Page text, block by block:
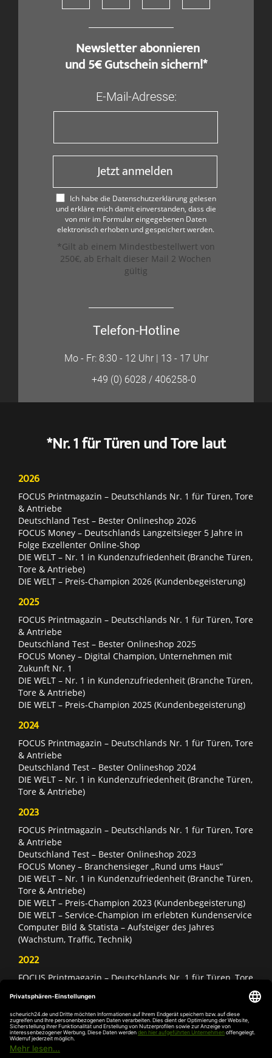
​ Newsletter abonnieren
und 5€ Gutschein sichern!*
E-Mail-Adresse:
Jetzt anmelden
Ich habe die Datenschutzerklärung gelesen
und erkläre mich damit einverstanden, dass die
von mir im Formular eingegebenen Daten
elektronisch erhoben und gespeichert werden.
*Gilt ab einem Mindestbestellwert von
250€, ab Erhalt dieser Mail 2 Wochen
gültig
Telefon-Hotline
Mo - Fr: 8:30 - 12 Uhr | 13 - 17 Uhr
+49 (0) 6028 / 406258-0
*Nr. 1 für Türen und Tore laut
2026
FOCUS Printmagazin – Deutschlands Nr. 1 für Türen, Tore
& Antriebe
Deutschland Test – Bester Onlineshop 2026
FOCUS Money – Deutschlands Langzeitsieger 5 Jahre in
Folge Exzellenter Online-Shop
DIE WELT – Nr. 1 in Kundenzufriedenheit (Branche Türen,
Tore & Antriebe)
DIE WELT – Preis-Champion 2026 (Kundenbegeisterung)
2025
FOCUS Printmagazin – Deutschlands Nr. 1 für Türen, Tore
& Antriebe
Deutschland Test – Bester Onlineshop 2025
FOCUS Money – Digital Champion, Unternehmen mit
Zukunft Nr. 1
DIE WELT – Nr. 1 in Kundenzufriedenheit (Branche Türen,
Tore & Antriebe)
DIE WELT – Preis-Champion 2025 (Kundenbegeisterung)
2024
FOCUS Printmagazin – Deutschlands Nr. 1 für Türen, Tore
& Antriebe
Deutschland Test – Bester Onlineshop 2024
DIE WELT – Nr. 1 in Kundenzufriedenheit (Branche Türen,
Tore & Antriebe)
2023
FOCUS Printmagazin – Deutschlands Nr. 1 für Türen, Tore
& Antriebe
Deutschland Test – Bester Onlineshop 2023
FOCUS Money – Branchensieger „Rund ums Haus“
DIE WELT – Nr. 1 in Kundenzufriedenheit (Branche Türen,
Tore & Antriebe)
DIE WELT – Preis-Champion 2023 (Kundenbegeisterung)
DIE WELT – Service-Champion im erlebten Kundenservice
Computer Bild & Statista – Aufsteiger des Jahres
(Wachstum, Traffic, Technik)
2022
FOCUS Printmagazin – Deutschlands Nr. 1 für Türen, Tore
Deutschland Test – Bester Onlineshop 2022
FOCUS Money – Branchensieger „Rund ums Haus“
DIE WELT – Service-Champion im erlebten Kundenservice
DIE WELT – Branchengewinner Gold-Rang (Türen, Tore &
Antriebe)